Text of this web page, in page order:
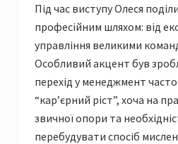
Під час виступу Олеся
професійним шляхом: від
управління великими
Особливий акцент був
перехід у менеджмент
“кар’єрний ріст”, хоча на
звичної опори та
перебудувати спосіб